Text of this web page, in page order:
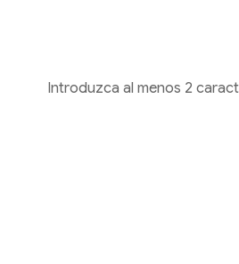
Introduzca al menos 2